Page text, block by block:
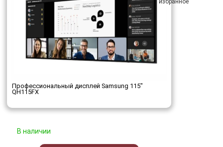
Профессиональный дисплей Samsung 115"
QH115FX
В наличии